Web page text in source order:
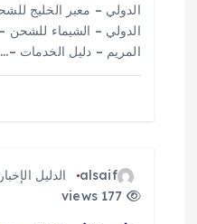
تالدولي – معبر الخليج
الدولي – الشيماء للشحن
المريم – دليل الخدمات –…
alsaif الدليل